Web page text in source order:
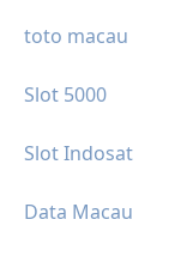
toto macau
Slot 5000
Slot Indosat
Data Macau